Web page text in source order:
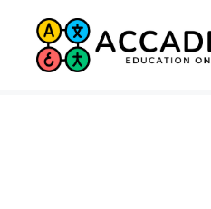
Saltar
contenido